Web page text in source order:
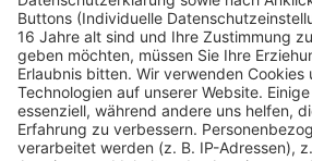
Shop Service
Informationen
Folge uns